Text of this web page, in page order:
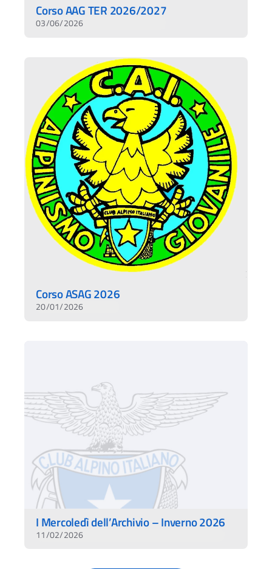
Corso AAG TER 2026/2027
03/06/2026
Corso ASAG 2026
20/01/2026
I Mercoledì dell’Archivio – Inverno 2026
11/02/2026